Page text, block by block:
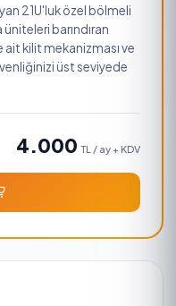
21U'luk özel bölmeli
barındıran
kilit mekanizması ve
üst seviyede
4.000TL / ay + KDV